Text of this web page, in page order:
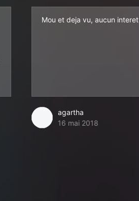
Mou et deja vu, aucun interet
agartha
16 mai 2018